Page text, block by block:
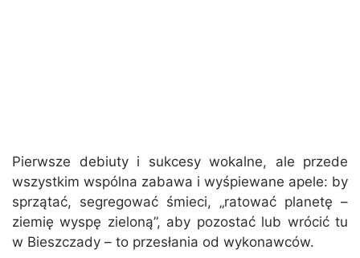
Pierwsze debiuty i sukcesy wokalne, ale przede
wszystkim wspólna zabawa i wyśpiewane apele: by
sprzątać, segregować śmieci, „ratować planetę –
ziemię wyspę zieloną”, aby pozostać lub wrócić tu
w Bieszczady – to przesłania od wykonawców.